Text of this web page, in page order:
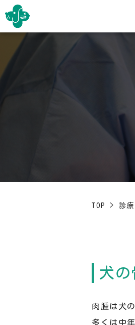
TOP > 診
犬の
肉腫は犬
多くは中